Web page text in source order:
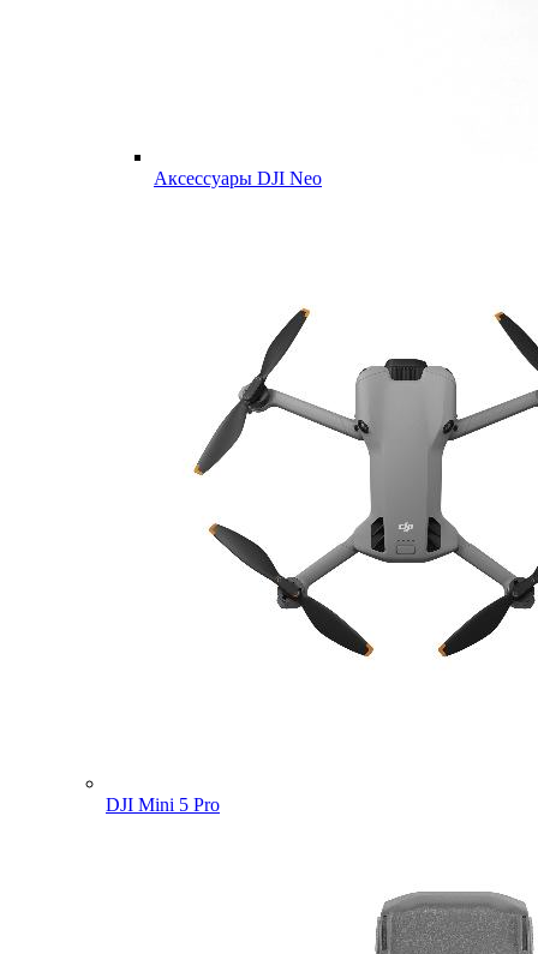
Аксессуары DJI Neo
DJI Mini 5 Pro